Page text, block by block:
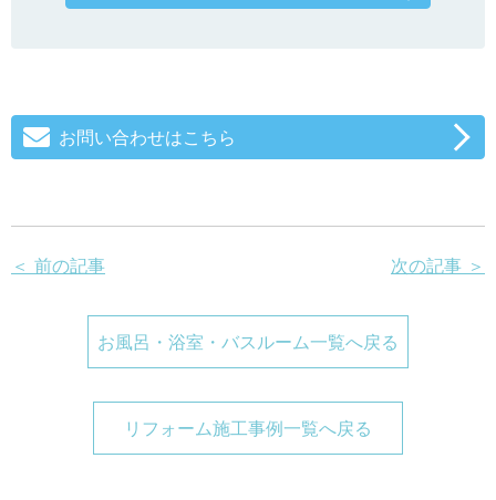
お問い合わせはこちら
＜ 前の記事 次の記事 ＞
お風呂・浴室・バスルーム一覧へ戻る
リフォーム施工事例一覧へ戻る